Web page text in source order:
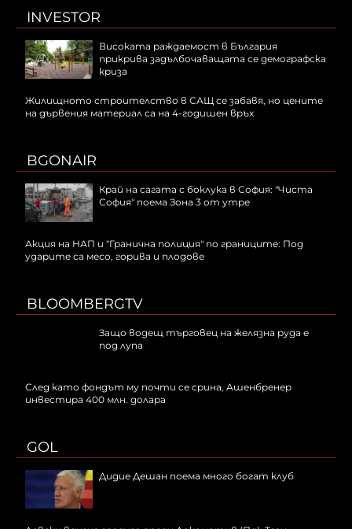
INVESTOR
Високата раждаемост в България
прикрива задълбочаващата се демографска
криза
Жилищното строителство в САЩ се забавя, но цените
на дървения материал са на 4-годишен връх
BGONAIR
Край на сагата с боклука в София: "Чиста
София" поема Зона 3 от утре
Акция на НАП и "Гранична полиция" по границите: Под
ударите са месо, горива и плодове
BLOOMBERGTV
Защо водещ търговец на желязна руда е
под лупа
След като фондът му почти се срина, Ашенбренер
инвестира 400 млн. долара
GOL
Дидие Дешан поема много богат клуб